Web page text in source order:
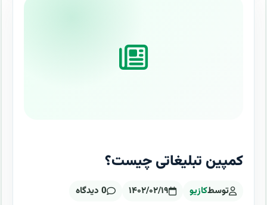
کمپین تبلیغاتی چیست؟
توسطکازیو ۱۴۰۲/۰۲/۱۹ 0 دیدگاه